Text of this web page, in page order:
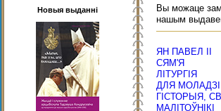
Новыя выданні
Вы можаце
нашым
ЯН ПАВЕЛ ІІ
СЯМ'Я
ЛІТУРГІЯ
ДЛЯ МОЛАДЗІ
ГІСТОРЫЯ,
МАЛІТОЎНІКІ